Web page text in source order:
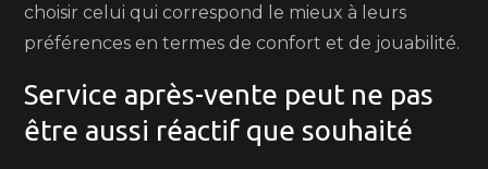
choisir celui qui correspond le mieux à leurs
préférences en termes de confort et de jouabilité.
Service après-vente peut ne pas
être aussi réactif que souhaité